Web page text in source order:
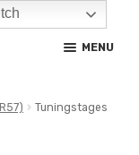
MENU
Tuningstages